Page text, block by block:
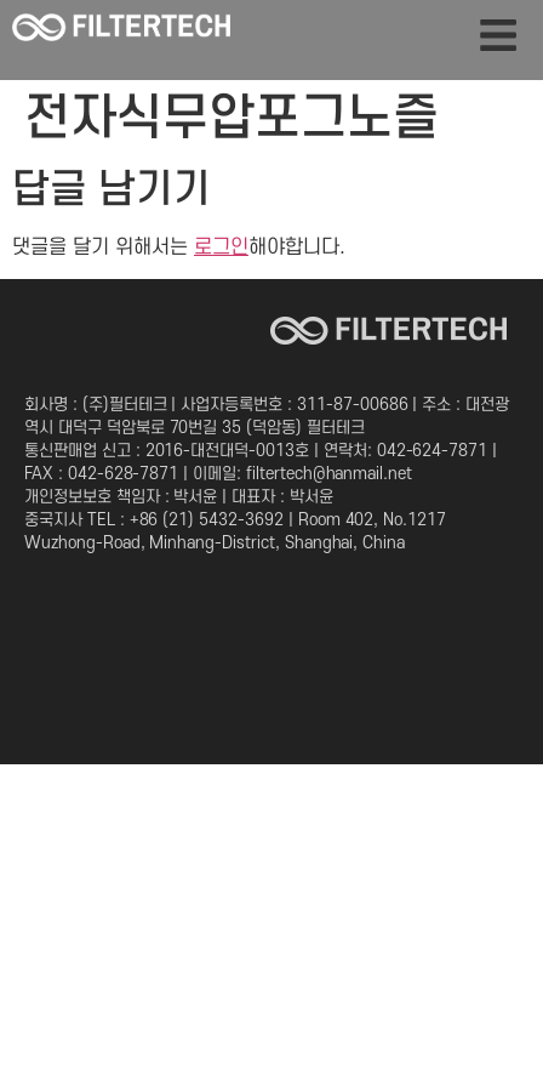
전자식무압포그노즐
답글 남기기
댓글을 달기 위해서는 로그인해야합니다.
회사명 : (주)필터테크 | 사업자등록번호 : 311-87-00686 | 주소 : 대전광
역시 대덕구 덕암북로 70번길 35 (덕암동) 필터테크
통신판매업 신고 : 2016-대전대덕-0013호 | 연락처: 042-624-7871 |
FAX : 042-628-7871 | 이메일: filtertech@hanmail.net
개인정보보호 책임자 : 박서윤 | 대표자 : 박서윤
중국지사 TEL : +86 (21) 5432-3692 | Room 402, No.1217
Wuzhong-Road, Minhang-District, Shanghai, China